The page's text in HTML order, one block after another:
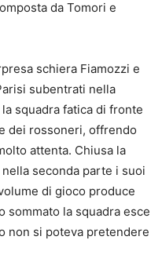
da Tomori e
schiera Fiamozzi e
subentrati nella
squadra fatica di fronte
dei rossoneri, offrendo
attenta. Chiusa la
seconda parte i suoi
di gioco produce
sommato la squadra esce
non si poteva pretendere